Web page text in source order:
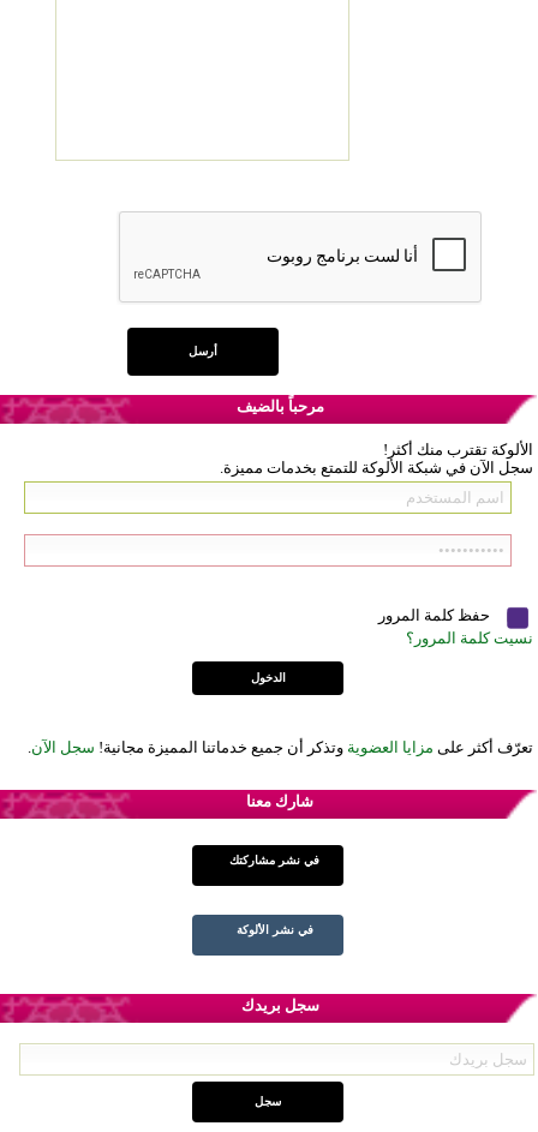
مرحباً بالضيف
الألوكة تقترب منك أكثر!
سجل الآن في شبكة الألوكة للتمتع بخدمات مميزة.
حفظ كلمة المرور
نسيت كلمة المرور؟
تعرّف أكثر على مزايا العضوية وتذكر أن جميع خدماتنا المميزة مجانية! سجل الآن
شارك معنا
في نشر مشاركتك
في نشر الألوكة
سجل بريدك